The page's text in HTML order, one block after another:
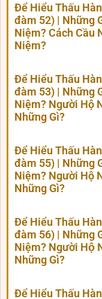
Để Hiểu Thấu
đàm 52) | Những
Niệm? Cách Cầu
Niệm?
Để Hiểu Thấu
đàm 53) | Những
Niệm? Người Hộ
Những Gì?
Để Hiểu Thấu
đàm 55) | Những
Niệm? Người Hộ
Những Gì?
Để Hiểu Thấu
đàm 56) | Những
Niệm? Người Hộ
Những Gì?
Để Hiểu Thấu